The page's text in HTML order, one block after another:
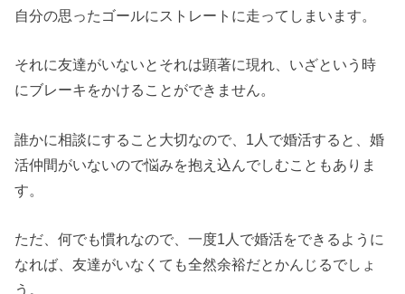
自分の思ったゴールにストレートに走ってしまいます。
それに友達がいないとそれは顕著に現れ、いざという時
にブレーキをかけることができません。
誰かに相談にすること大切なので、1人で婚活すると、婚
活仲間がいないので悩みを抱え込んでしむこともありま
す。
ただ、何でも慣れなので、一度1人で婚活をできるように
なれば、友達がいなくても全然余裕だとかんじるでしょ
う。